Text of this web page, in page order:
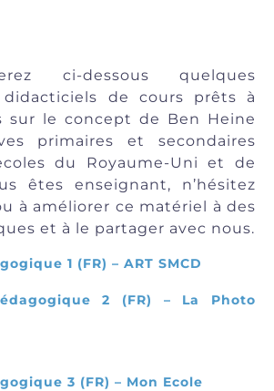
ci-dessous quelques
de cours prêts à
sur le concept de Ben Heine
primaires et secondaires
du Royaume-Uni et de
êtes enseignant, n’hésitez
à améliorer ce matériel à des
et à le partager avec nous.
1 (FR) – ART SMCD
2 (FR)
– La Photo
3 (FR) – Mon Ecole